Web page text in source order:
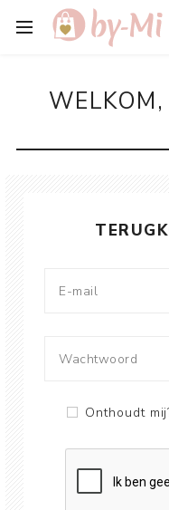
Onthoudt